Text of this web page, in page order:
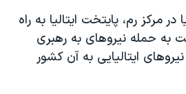
در مرکز رم، پايتخت ايتاليا به راه
به حمله نيروهای به رهبری
ايتاليايی به آن کشور